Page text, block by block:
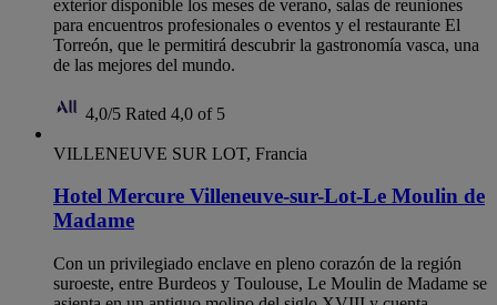
exterior disponible los meses de verano, salas de reuniones
para encuentros profesionales o eventos y el restaurante El
Torreón, que le permitirá descubrir la gastronomía vasca, una
de las mejores del mundo.
4,0/5 Rated 4,0 of 5
VILLENEUVE SUR LOT, Francia
Hotel Mercure Villeneuve-sur-Lot-Le Moulin de
Madame
Con un privilegiado enclave en pleno corazón de la región
suroeste, entre Burdeos y Toulouse, Le Moulin de Madame se